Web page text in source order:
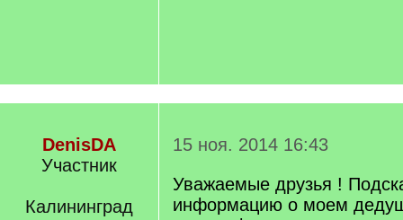
DenisDA
Участник
Калининград
15 ноя. 2014 16:43
Уважаемые друзья !
информацию о моем